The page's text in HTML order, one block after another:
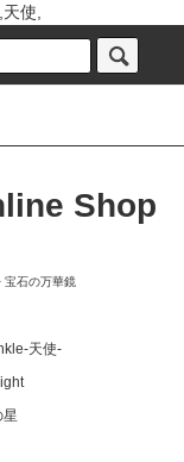
使,
Shop
宝石の万華鏡
天使-
星